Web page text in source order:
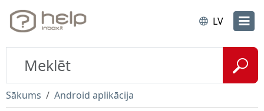
LV
Sākums Android aplikācija